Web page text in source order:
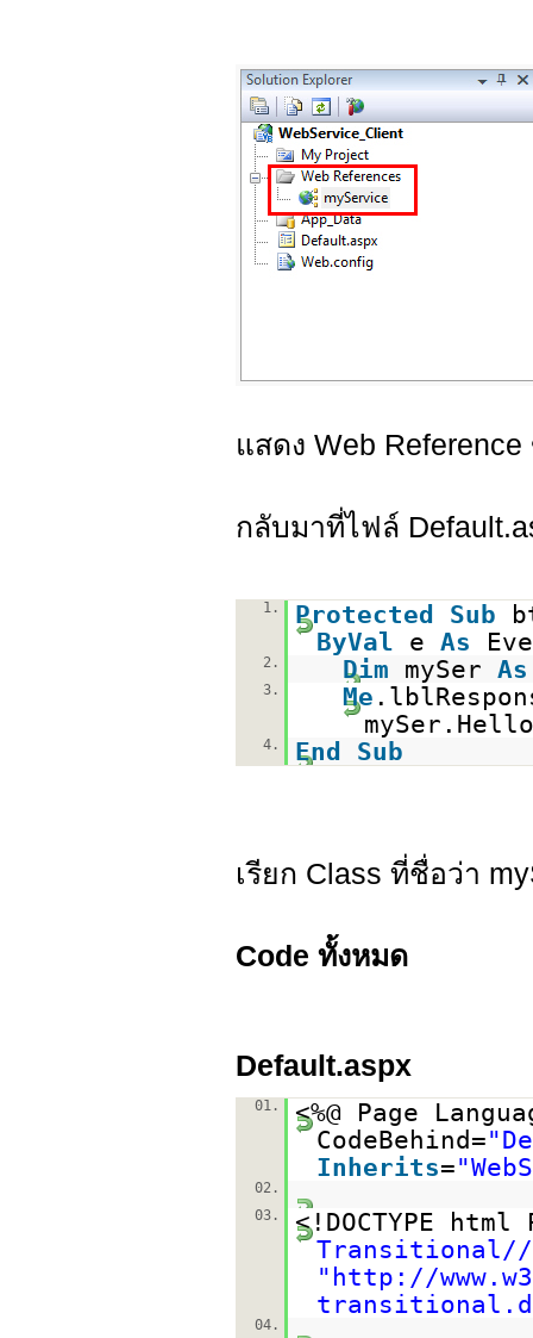
แสดง Web
กลับมาที่ไฟล์
1. Protected Sub
ByVal e As
2. Dim mySer As
3. Me
4. End Sub
เรียก Class ที่ชื่อว่า
Code ทั้งหมด
Default.aspx
01.
<%@ Page
CodeBehind=
Inherits=
02.
03.
<!DOCTYPE html
Transitional//
" http://
04.